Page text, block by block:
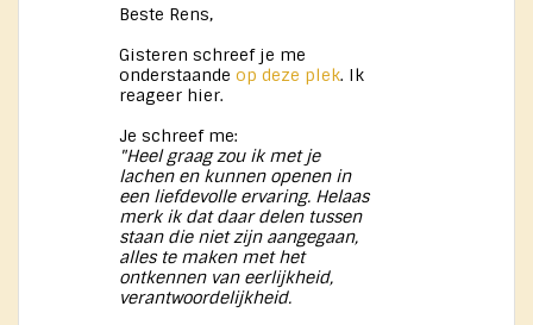
Beste Rens,
Gisteren schreef je me
onderstaandeop deze plek. Ik
reageer hier.
Je schreef me:
"Heel graag zou ik met je
lachen en kunnen openen in
een liefdevolle ervaring. Helaas
merk ik dat daar delen tussen
staan die niet zijn aangegaan,
alles te maken met het
ontkennen van eerlijkheid,
verantwoordelijkheid.